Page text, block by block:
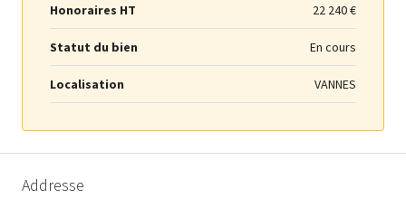
Honoraires HT 22 240 €
Statut du bien En cours
Localisation VANNES
Addresse